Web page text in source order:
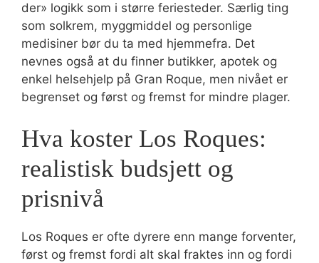
der» logikk som i større feriesteder. Særlig ting
som solkrem, myggmiddel og personlige
medisiner bør du ta med hjemmefra. Det
nevnes også at du finner butikker, apotek og
enkel helsehjelp på Gran Roque, men nivået er
begrenset og først og fremst for mindre plager.
Hva koster Los Roques:
realistisk budsjett og
prisnivå
Los Roques er ofte dyrere enn mange forventer,
først og fremst fordi alt skal fraktes inn og fordi